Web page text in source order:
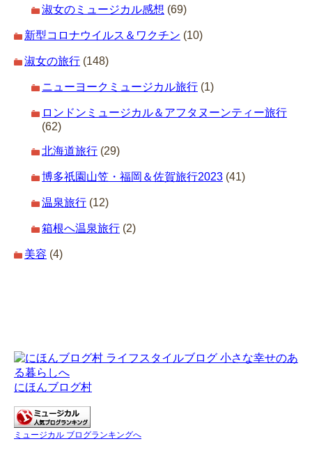
淑女のミュージカル感想 (69)
新型コロナウイルス＆ワクチン (10)
淑女の旅行 (148)
ニューヨークミュージカル旅行 (1)
ロンドンミュージカル＆アフタヌーンティー旅行
(62)
北海道旅行 (29)
博多祇園山笠・福岡＆佐賀旅行2023 (41)
温泉旅行 (12)
箱根へ温泉旅行 (2)
美容 (4)
にほんブログ村
ミュージカル ブログランキングへ